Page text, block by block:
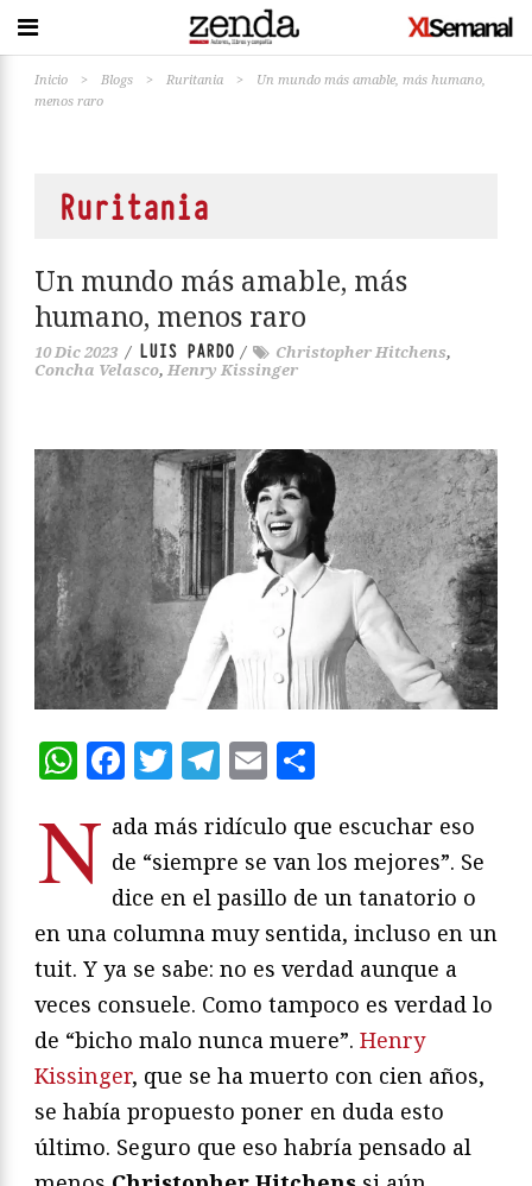
Inicio > Blogs > Ruritania >
Un mundo más amable, más humano,
menos raro
Ruritania
Un mundo más amable, más
humano, menos raro
10 Dic 2023 / LUIS PARDO / Christopher Hitchens,
Concha Velasco, Henry Kissinger
WhatsApp
Facebook
Twitter
Telegram
Email
N ada más ridículo que escuchar eso
de “siempre se van los mejores”. Se
dice en el pasillo de un tanatorio o
en una columna muy sentida, incluso en un
tuit. Y ya se sabe: no es verdad aunque a
veces consuele. Como tampoco es verdad lo
de “bicho malo nunca muere”. Henry
Kissinger, que se ha muerto con cien años,
se había propuesto poner en duda esto
último. Seguro que eso habría pensado al